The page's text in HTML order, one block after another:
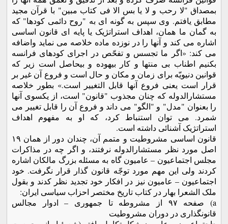
بمصداق "لا رحب و لا یا بس الا فی کتاب مبین" با قرآن مجید
مطابق یافتم. وی سپس به گونه ای به "روح دائمی کودها" که
به گمان ما همان، اهداف استراتژیک یا پایه ای قانون اساسی
اشاره می کند و آنها را در نوزده ماده خلاصه می نماید واضافه
می کند: «اگر ما تجسس و تفحّص در اجرای کودهای فرانسه
بکنیم اطناب بی منتها و کار بیهوده و بیحاصل است زیر که
قوانین دنیویّه برای زمان و مکان و حال است و فروع آن غیر بر
قرار است یعنی فروع آنها قابل التغییر است.» بطور خلاصه
مستشارالدوله که چنان مجذوب "قانون" است، از یکسوی آنها
را بعنوان "مدل" و "الگو" می داند و فروع آن را قابل تغییر می
شمرد. می توان استنباط کرد، که او به مفهوم اهداف
استراتژیک آشنائی داشته است.
قانون اساسی مشروطیت و متمم آن، چندان دور از همان ١٩
اصل مورد نظر مستشارالدوله نرفتند، و اگر چه در مذاکرات
مجلس اجتماعیون – عامیون گاه به مسئله بزرگ مالکان اشاره
کردند ولی این مهم مورد توجّه قانون گذار قرار نگرفت. خود
اجتماعیون – عامیون نیز در افکار خود تجدید نظر کدند و بقول
ملک الشعرا بهار در کتاب تاریخ مختصر احزاب سیاسی ایران:
a) صفحه ٩٧ از مشروطه تا جمهوری – ادوار مجالس
قانونگذاری در دوران مشروطیت